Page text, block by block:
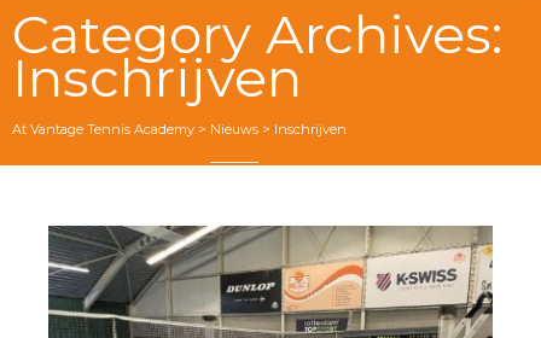
Category Archives:
Inschrijven
At Vantage Tennis Academy > Nieuws > Inschrijven